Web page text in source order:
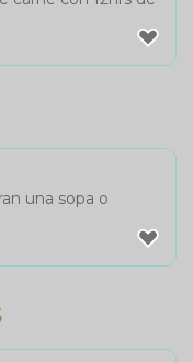
una sopa o